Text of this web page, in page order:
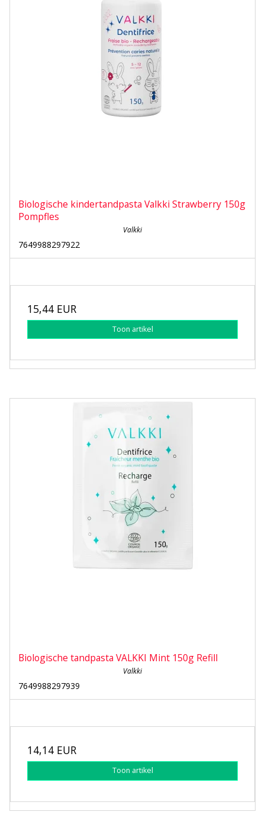
Biologische kindertandpasta Valkki Strawberry 150g
Pompfles
Valkki
7649988297922
15,44 EUR
Toon artikel
Biologische tandpasta VALKKI Mint 150g Refill
Valkki
7649988297939
14,14 EUR
Toon artikel